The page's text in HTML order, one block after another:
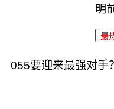
明
最
055要迎来最强对手